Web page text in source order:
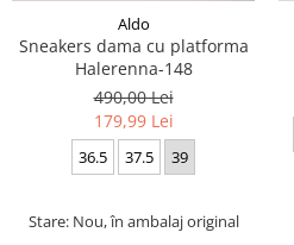
Aldo
Sneakers dama cu platforma
Halerenna-148
490,00 Lei
179,99 Lei
36.5 37.5 39
Stare: Nou, în ambalaj original